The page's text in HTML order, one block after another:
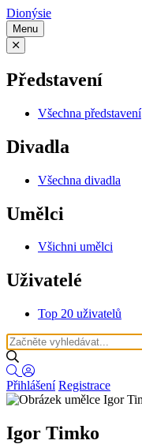
Dionýsie
Menu
Představení
Všechna představení
Divadla
Všechna divadla
Umělci
Všichni umělci
Uživatelé
Top 20 uživatelů
Přihlášení Registrace
Igor Timko